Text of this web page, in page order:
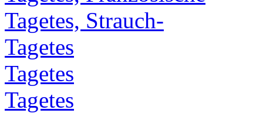
Tagetes, Strauch-
Tagetes
Tagetes
Tagetes